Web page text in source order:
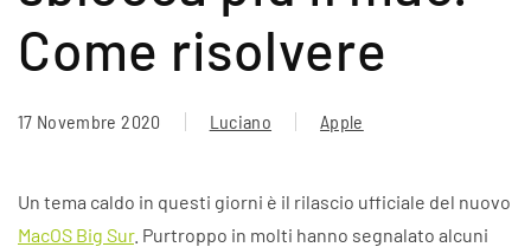
Come risolvere
17 Novembre 2020 Luciano Apple
Un tema caldo in questi giorni è il rilascio ufficiale del nuovo
MacOS Big Sur. Purtroppo in molti hanno segnalato alcuni